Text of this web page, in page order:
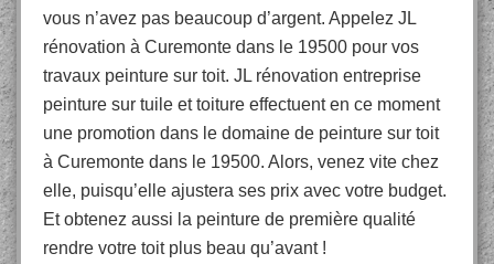
vous n’avez pas beaucoup d’argent. Appelez JL
rénovation à Curemonte dans le 19500 pour vos
travaux peinture sur toit. JL rénovation entreprise
peinture sur tuile et toiture effectuent en ce moment
une promotion dans le domaine de peinture sur toit
à Curemonte dans le 19500. Alors, venez vite chez
elle, puisqu’elle ajustera ses prix avec votre budget.
Et obtenez aussi la peinture de première qualité
rendre votre toit plus beau qu’avant !